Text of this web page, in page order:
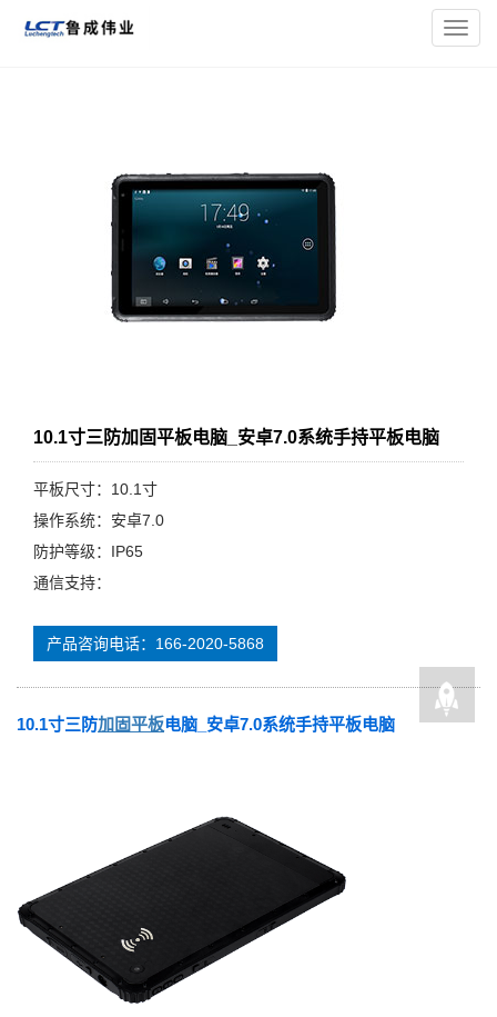
导
航
您的位置：主页
> 10.1寸三防加固平板电脑_安
10.1寸三防加固平板电脑_安卓7.0系统手持平板电脑
平板尺寸：10.1寸
操作系统：安卓7.0
防护等级：IP65
通信支持：
产品咨询电话：166-2020-5868
10.1寸三防加固平板电脑_安卓7.0系统手持平板电脑